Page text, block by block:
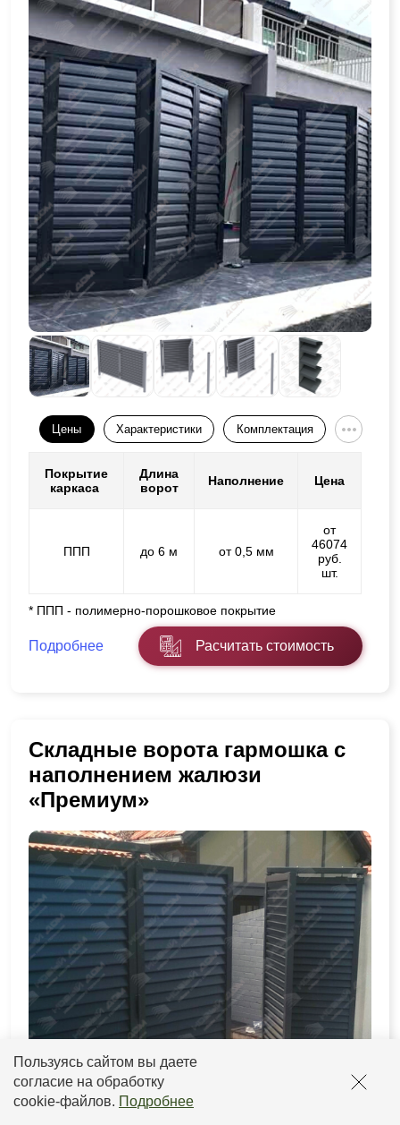
Пользуясь сайтом вы даете
согласие на обработку
cookie-файлов. Подробнее
Цены Характеристики Комплектация
Покрытие
каркаса
Длина
ворот
Наполнение Цена
ППП до 6 м от 0,5 мм
от
46074
руб.
шт.
* ППП - полимерно-порошковое покрытие
Подробнее Расчитать стоимость
Складные ворота гармошка с
наполнением жалюзи
«Премиум»